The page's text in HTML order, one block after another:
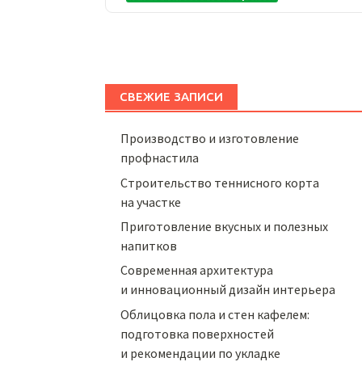
СВЕЖИЕ ЗАПИСИ
Производство и изготовление
профнастила
Строительство теннисного корта
на участке
Приготовление вкусных и полезных
напитков
Cовременная архитектура
и инновационный дизайн интерьера
Облицовка пола и стен кафелем:
подготовка поверхностей
и рекомендации по укладке